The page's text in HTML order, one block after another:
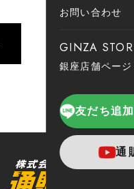
お問い合わせ
GINZA
銀座店舗ページ
友だち追
通